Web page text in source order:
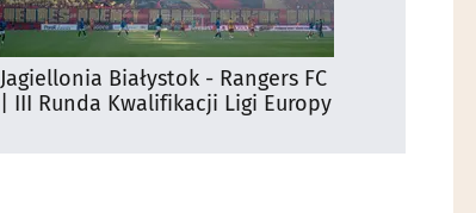
Jagiellonia Białystok - Rangers FC
| III Runda Kwalifikacji Ligi Europy